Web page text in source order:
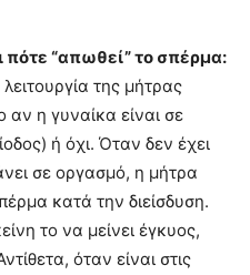
πότε “απωθεί” το σπέρμα:
της μήτρας
η γυναίκα είναι σε
ή όχι. Όταν δεν έχει
σε οργασμό, η μήτρα
κατά την διείσδυση.
το να μείνει έγκυος,
όταν είναι στις